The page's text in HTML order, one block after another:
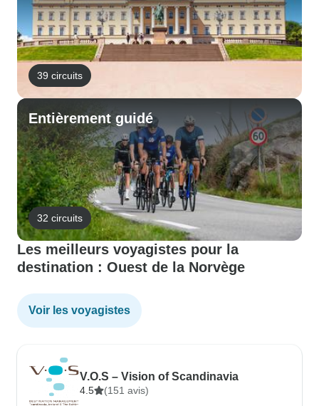
39 circuits
Entièrement guidé
32 circuits
Les meilleurs voyagistes pour la
destination : Ouest de la Norvège
Voir les voyagistes
V.O.S – Vision of Scandinavia
4.5 (151 avis)